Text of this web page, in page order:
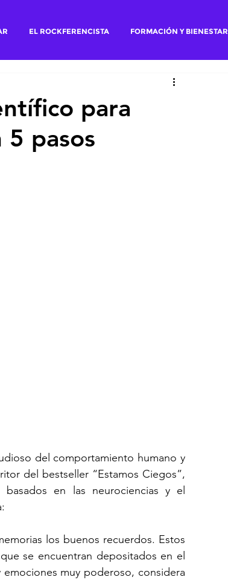
EL ROCKFERENCISTA FORMACIÓN Y BIENESTAR
para
pasos
del comportamiento humano y
del bestseller “Estamos Ciegos”,
en las neurociencias y el
los buenos recuerdos. Estos
se encuentran depositados en el
muy poderoso, considera